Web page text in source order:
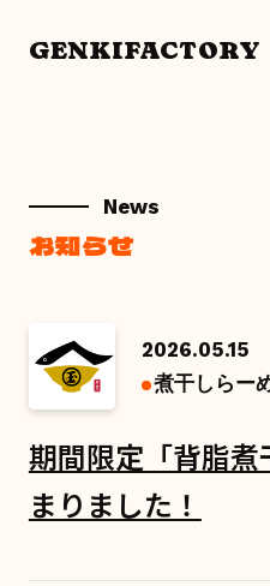
GENKIFACTORY
News
お知らせ
2026.05.15
煮干しらー
期間限定「背脂
まりました！